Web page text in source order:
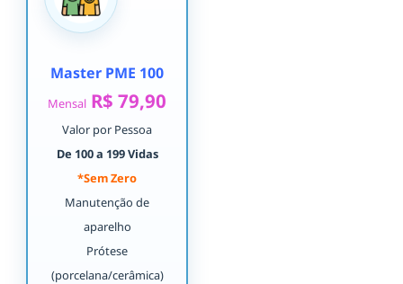
Master PME 100
Mensal R$ 79,90
Valor por Pessoa
De 100 a 199 Vidas
*Sem Zero
Manutenção de
aparelho
Prótese
(porcelana/cerâmica)